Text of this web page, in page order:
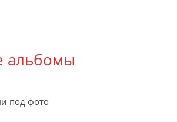
альбомы
под фото